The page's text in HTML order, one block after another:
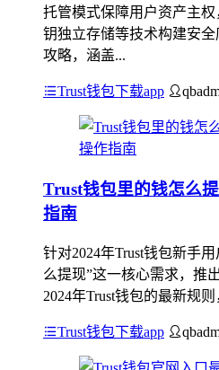
托管模式保障用户资产主
钥独立存储等技术构建安
攻略，涵盖...
Trust钱包下载app
Trust钱包里的钱怎么
指南
针对2024年Trust钱包新手
么提现”这一核心需求，推
2024年Trust钱包的最新规
Trust钱包下载app